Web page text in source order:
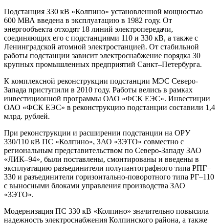
Подстанция 330 кВ «Колпино» установленной мощностью
600 МВА введена в эксплуатацию в 1982 году. От
энергообъекта отходят 18 линий электропередачи,
соединяющих его с подстанциями 110 и 330 кВ, а также с
Ленинградской атомной электростанцией. От стабильной
работы подстанции зависит электроснабжение порядка 30
крупных промышленных предприятий Санкт–Петербурга.
К комплексной реконструкции подстанции МЭС Северо-
Запада приступили в 2010 году. Работы велись в рамках
инвестиционной программы ОАО «ФСК ЕЭС». Инвестиции
ОАО «ФСК ЕЭС» в реконструкцию подстанции составили 1,4
млрд. рублей.
При реконструкции и расширении подстанции на ОРУ
330/110 кВ ПС «Колпино», ЗАО «ЗЭТО» совместно с
региональным представительством по Северо-Западу ЗАО
«ЛИК–94», были поставлены, смонтированы и введены в
эксплуатацию разъединители полупантографного типа РПГ–
330 и разъединители горизонтально-поворотного типа РГ–110
с выносными блоками управления производства ЗАО
«ЗЭТО».
Модернизация ПС 330 кВ «Колпино» значительно повысила
надежность электроснабжения Колпинского района, а также